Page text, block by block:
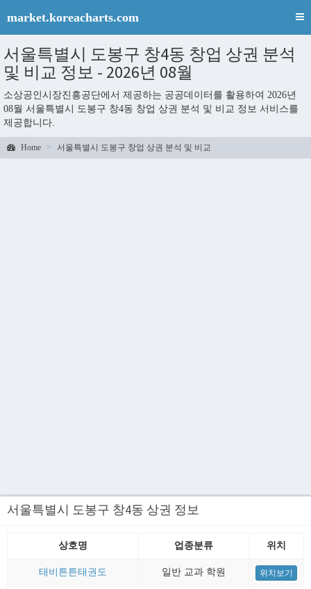
market.koreacharts.com
서울특별시 도봉구 창4동 창업 상권 분석
및 비교 정보 - 2026년 08월
소상공인시장진흥공단에서 제공하는 공공데이터를 활용하여 2026년
08월 서울특별시 도봉구 창4동 창업 상권 분석 및 비교 정보 서비스를
제공합니다.
Home 서울특별시 도봉구 창업 상권 분석 및 비교
서울특별시 도봉구 창4동 상권 정보
상호명 업종분류 위치
태비튼튼태권도 일반 교과 학원 위치보기